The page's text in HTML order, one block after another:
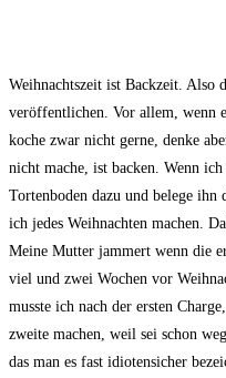
Weihnachtszeit ist Backzeit. Also
veröffentlichen. Vor allem, wenn
koche zwar nicht gerne, denke
nicht mache, ist backen. Wenn
Tortenboden dazu und belege ihn
ich jedes Weihnachten machen.
Meine Mutter jammert wenn die
viel und zwei Wochen vor
musste ich nach der ersten
zweite machen, weil sei schon
das man es fast idiotensicher